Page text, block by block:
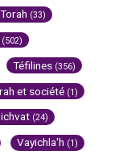
(33)
(502)
Téfilines (356)
et société (1)
(24)
Vayichla'h (1)